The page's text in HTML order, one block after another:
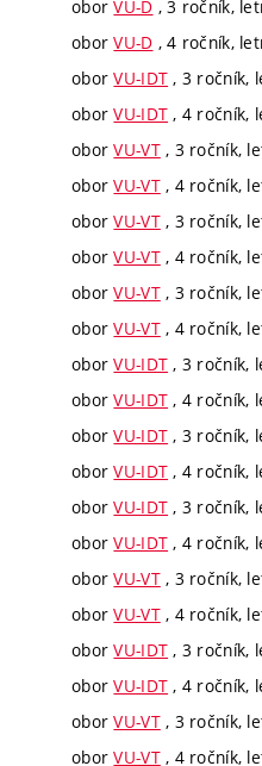
oborVU-D , 3 ročník,
oborVU-D , 4 ročník,
oborVU-IDT , 3 ročník,
oborVU-IDT , 4 ročník,
oborVU-VT, 3 ročník,
oborVU-VT, 4 ročník,
oborVU-VT, 3 ročník,
oborVU-VT, 4 ročník,
oborVU-VT, 3 ročník,
oborVU-VT, 4 ročník,
oborVU-IDT , 3 ročník,
oborVU-IDT , 4 ročník,
oborVU-IDT , 3 ročník,
oborVU-IDT , 4 ročník,
oborVU-IDT , 3 ročník,
oborVU-IDT , 4 ročník,
oborVU-VT, 3 ročník,
oborVU-VT, 4 ročník,
oborVU-IDT , 3 ročník,
oborVU-IDT , 4 ročník,
oborVU-VT, 3 ročník,
oborVU-VT, 4 ročník,